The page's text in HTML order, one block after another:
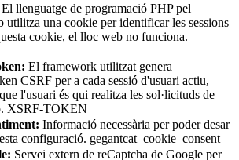
El llenguatge de programació PHP pel
utilitza una cookie per identificar les sessions
cookie, el lloc web no funciona.
El framework utilitzat genera
CSRF per a cada sessió d'usuari actiu,
l'usuari és qui realitza les sol·licituds de
XSRF-TOKEN
Informació necessària per poder desar
configuració. gegantcat_cookie_consent
Servei extern de reCaptcha de Google per